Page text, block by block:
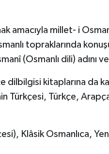
amacıyla millet- i
topraklarında
(Osmanlı dili) adını
dilbilgisi kitaplarına da
Türkçesi, Türkçe,
Klâsik Osmanlıca,